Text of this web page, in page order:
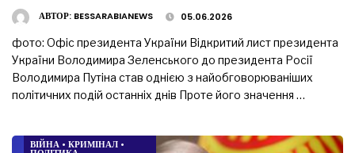
АВТОР: BESSARABIANEWS 05.06.2026
фото: Офіс президента України Відкритий лист президента
України Володимира Зеленського до президента Росії
Володимира Путіна став однією з найобговорюваніших
політичних подій останніх днів Проте його значення …
ВІЙНА • КРИМІНАЛ •